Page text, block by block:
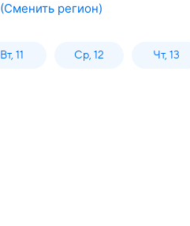
(Сменить регион)
Вт, 11 Ср, 12 Чт, 13